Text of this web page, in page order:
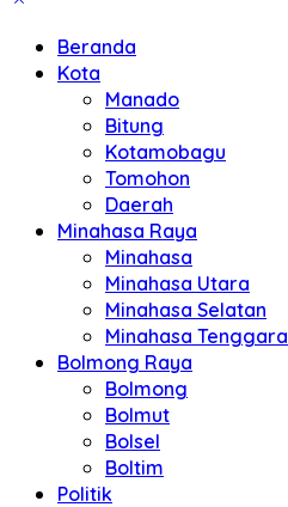
Beranda
Kota
Manado
Bitung
Kotamobagu
Tomohon
Daerah
Minahasa Raya
Minahasa
Minahasa Utara
Minahasa Selatan
Minahasa Tenggara
Bolmong Raya
Bolmong
Bolmut
Bolsel
Boltim
Politik